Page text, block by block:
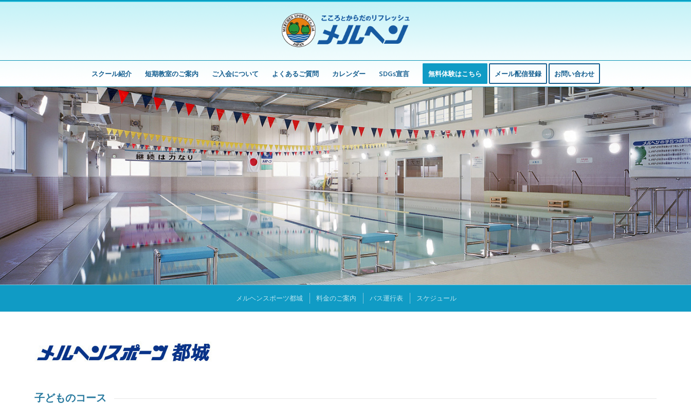
スクール紹介 短期教室のご案内 ご入会について よくあるご質問 カレンダー SDGs宣言 無料体験はこちら メール配信登録 お問い合わせ
メルヘンスポーツ都城 料金のご案内 バス運行表 スケジュール
子どものコース